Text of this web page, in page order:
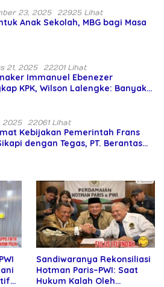
23, 2025 22925 Lihat
Anak Sekolah, MBG bagi Masa
21, 2025 22201 Lihat
Immanuel Ebenezer
KPK, Wilson Lalengke: Banyak
2025 22061 Lihat
Kebijakan Pemerintah Frans
dengan Tegas, PT. Berantas
Sandiwaranya Rekonsiliasi
Hotman Paris–PWI: Saat
Hukum Kalah Oleh